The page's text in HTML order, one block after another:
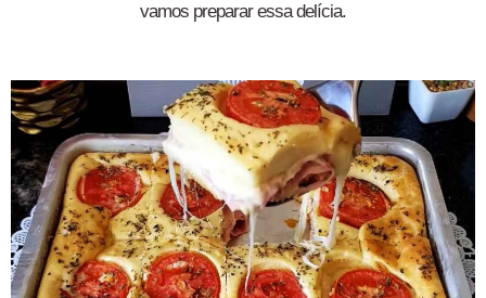
vamos preparar essa delícia.